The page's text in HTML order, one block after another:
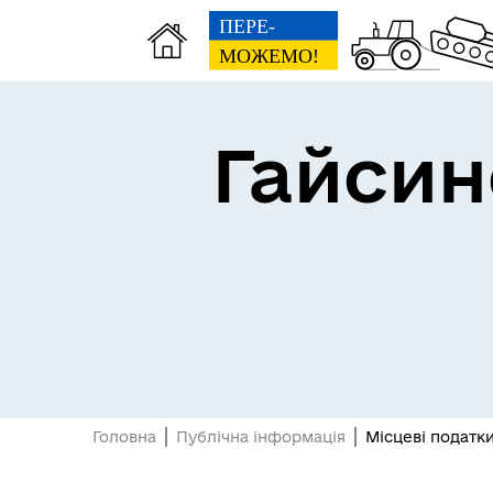
Про громаду
Е-
Головна Публічна інформація Місцеві